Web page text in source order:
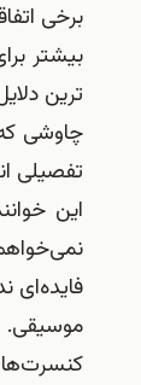
برخی
بیشتر
ترین
چاوشی
تفصیلی
این
فایده‌ای
موسیقی.
کنسرت‌ها